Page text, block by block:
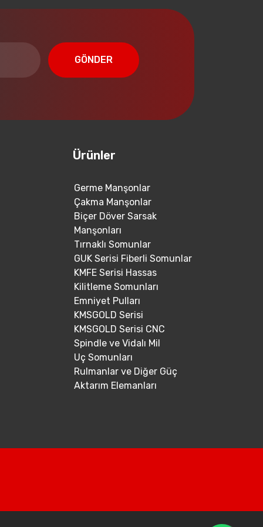
GÖNDER
Ürünler
Germe Manşonlar
Çakma Manşonlar
Biçer Döver Sarsak
Manşonları
Tırnaklı Somunlar
GUK Serisi Fiberli Somunlar
KMFE Serisi Hassas
Kilitleme Somunları
Emniyet Pulları
KMSGOLD Serisi
KMSGOLD Serisi CNC
Spindle ve Vidalı Mil
Uç Somunları
Rulmanlar ve Diğer Güç
Aktarım Elemanları